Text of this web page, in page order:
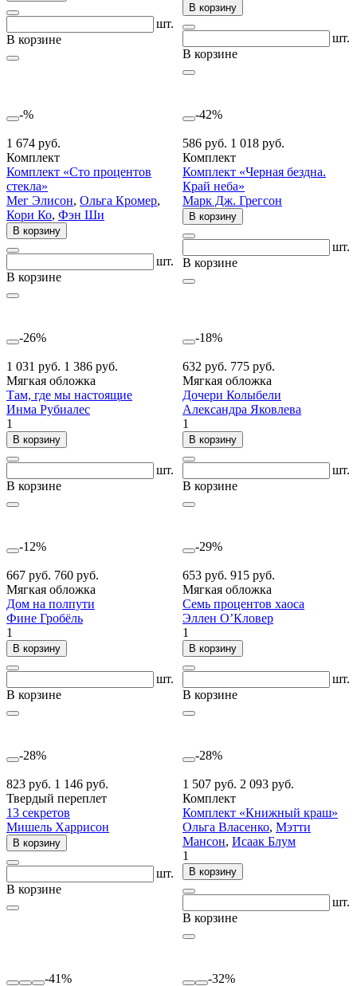
шт.
В корзине
В корзину
шт.
В корзине
-%
1 674 руб.
Комплект
Комплект «Сто процентов
стекла»
Мег Элисон, Ольга Кромер,
Кори Ко, Фэн Ши
В корзину
шт.
В корзине
-42%
586 руб. 1 018 руб.
Комплект
Комплект «Черная бездна.
Край неба»
Марк Дж. Грегсон
В корзину
шт.
В корзине
-26%
1 031 руб. 1 386 руб.
Мягкая обложка
Там, где мы настоящие
Инма Рубиалес
1
В корзину
шт.
В корзине
-18%
632 руб. 775 руб.
Мягкая обложка
Дочери Колыбели
Александра Яковлева
1
В корзину
шт.
В корзине
-12%
667 руб. 760 руб.
Мягкая обложка
Дом на полпути
Фине Гробёль
1
В корзину
шт.
В корзине
-29%
653 руб. 915 руб.
Мягкая обложка
Семь процентов хаоса
Эллен О’Кловер
1
В корзину
шт.
В корзине
-28%
823 руб. 1 146 руб.
Твердый переплет
13 секретов
Мишель Харрисон
В корзину
шт.
В корзине
-28%
1 507 руб. 2 093 руб.
Комплект
Комплект «Книжный краш»
Ольга Власенко, Мэтти
Мансон, Исаак Блум
1
В корзину
шт.
В корзине
-41% -32%